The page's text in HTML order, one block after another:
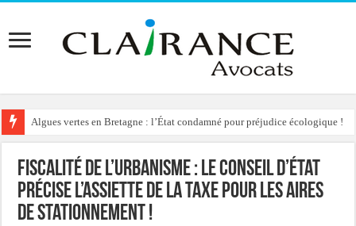
Algues vertes en Bretagne : l’État condamné pour préjudice écologique !
Fiscalité de l’urbanisme : le Conseil d’État
précise l’assiette de la taxe pour les aires
de stationnement !